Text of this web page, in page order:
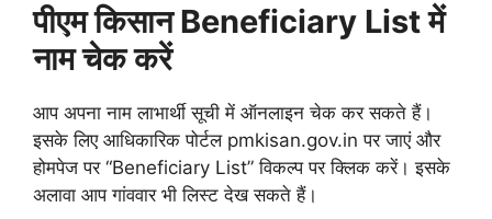
पीएम किसान Beneficiary List में
नाम चेक करें
आप अपना नाम लाभार्थी सूची में ऑनलाइन चेक कर सकते हैं।
इसके लिए आधिकारिक पोर्टल pmkisan.gov.in पर जाएं और
होमपेज पर “Beneficiary List” विकल्प पर क्लिक करें। इसके
अलावा आप गांववार भी लिस्ट देख सकते हैं।